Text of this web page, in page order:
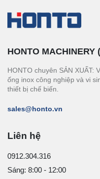
HONTO MACHINERY
HONTO chuyên SẢN XUẤT:
ống inox công nghiệp và vi
thiết bị chế biến.
sales@honto.vn
Liên hệ
0912.304.316
Sáng: 8:00 - 12:00